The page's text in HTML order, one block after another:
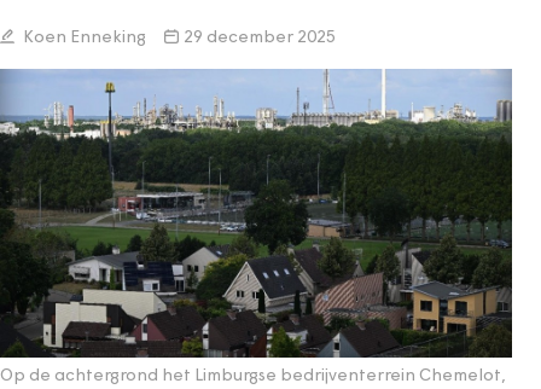
Koen Enneking 29 december 2025
Op de achtergrond het Limburgse bedrijventerrein Chemelot,